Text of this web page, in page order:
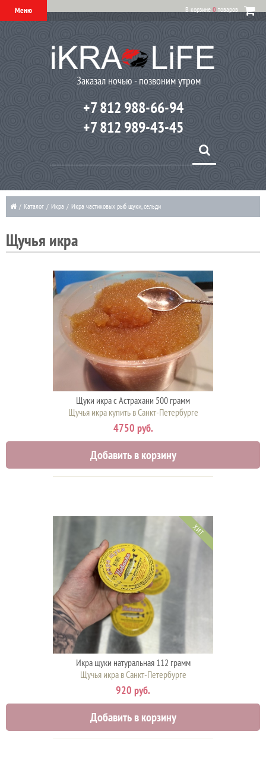
Меню В корзине 0 товаров
Заказал ночью - позвоним утром
+7 812 988-66-94
+7 812 989-43-45
/ Каталог / Икра / Икра частиковых рыб щуки, сельди
Щучья икра
Щуки икра с Астрахани 500 грамм
Щучья икра купить в Санкт-Петербурге
4750 руб.
Добавить в корзину
ХИТ
Икра щуки натуральная 112 грамм
Щучья икра в Санкт-Петербурге
920 руб.
Добавить в корзину